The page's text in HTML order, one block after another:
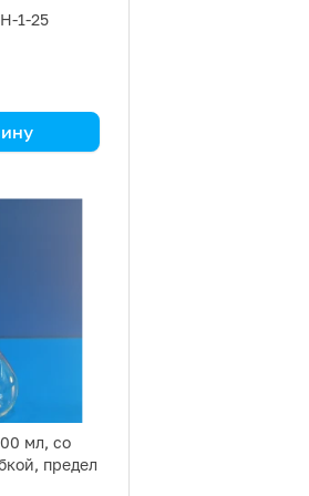
1-25
010
мл, со
предел